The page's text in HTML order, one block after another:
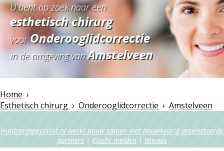
U bent op zoek naar een
esthetisch chirurg
voorOnderooglidcorrectie
in de omgeving vanAmstelveen
Home ›
Esthetisch chirurg › Onderooglidcorrectie › Amstelveen
Huidzorgspecialist.nl werkt nauw samen met nauwkeurig geselecteerde
partners | Klacht melden | Nieuws